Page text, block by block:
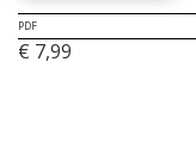
PDF
€ 7,99